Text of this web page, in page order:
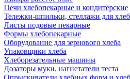
Печи хлебопекарные и кондитерские
Тележки-шпильки, стеллажи для
Листы подовые пекарные
Формы хлебопекарные
Оборудование для зернового хлеба
Упаковщики хлеба
Хлеборезательные машины
Дозаторы муки, нагнетатели теста
Опрыскиватели хлебных форм и